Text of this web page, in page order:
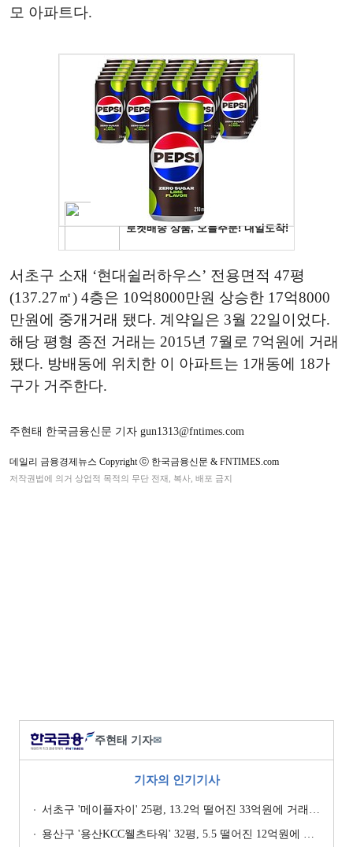
모 아파트다.
서초구 소재 ‘현대쉴러하우스’ 전용면적 47평
(137.27㎡) 4층은 10억8000만원 상승한 17억8000
만원에 중개거래 됐다. 계약일은 3월 22일이었다.
해당 평형 종전 거래는 2015년 7월로 7억원에 거래
됐다. 방배동에 위치한 이 아파트는 1개동에 18가
구가 거주한다.
주현태 한국금융신문 기자 gun1313@fntimes.com
데일리 금융경제뉴스 Copyright ⓒ 한국금융신문 & FNTIMES.com
저작권법에 의거 상업적 목적의 무단 전재, 복사, 배포 금지
주현태 기자✉
기자의 인기기사
서초구 '메이플자이' 25평, 13.2억 떨어진 33억원에 거래 [일일 하락가]
용산구 '용산KCC웰츠타워' 32평, 5.5 떨어진 12억원에 거래 [일일 하락가]